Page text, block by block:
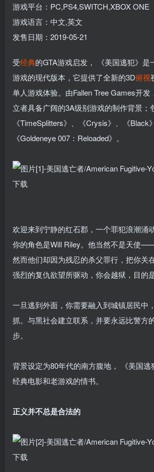
游戏平台：PC,PS4,SWITCH,XBOX ONE
游戏语言：中文,英文
发售日期：2019-05-21
受经典的GTA游戏启发， 《美国逃犯》是
游戏的现代版本，它提供了全新的3D俯视
单人游戏体验。由Fallen Tree Games开发
立者具备广阔的3A级别游戏的制作背景；
《TimeSplitters》、《Crysis》、《Black
《Goldeneye 007：Reloaded》。
欢迎来到宁静的红石郡，一个罪犯浪潮涌
你的角色是Will Riley。他当然不是天使——
然而他们却因为残忍的杀父罪行，把你关
强烈的复仇欲望所驱动，你会越狱，目的
一旦逃到外面，你需要融入到城镇居民中
抓。与黑社会建立联系，并要永远比警方
步。
背景设定为80年代的南方腹地， 《美国逃
经典电影和老游戏的情书。
正义并不总是合法的